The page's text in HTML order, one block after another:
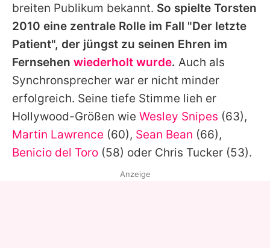
breiten Publikum bekannt. So spielte Torsten
2010 eine zentrale Rolle im Fall "Der letzte
Patient", der jüngst zu seinen Ehren im
Fernsehen wiederholt wurde. Auch als
Synchronsprecher war er nicht minder
erfolgreich. Seine tiefe Stimme lieh er
Hollywood-Größen wie Wesley Snipes (63),
Martin Lawrence (60), Sean Bean (66),
Benicio del Toro (58) oder Chris Tucker (53).
Anzeige